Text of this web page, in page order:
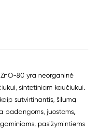
80 yra neorganinė
sintetiniam kaučiukui.
sutvirtinantis, šilumą
padangoms, juostoms,
pasižymintiems